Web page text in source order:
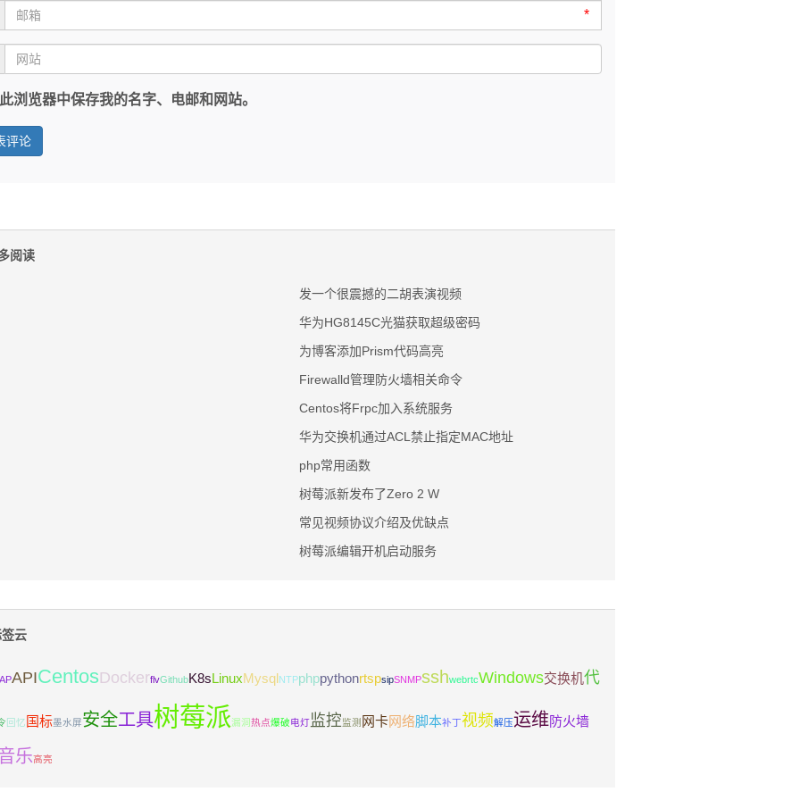
*
浏览器中保存我的名字、电邮和网站。
阅读
发一个很震撼的二胡表演视频
华为HG8145C光猫获取超级密码
为博客添加Prism代码高亮
Firewalld管理防火墙相关命令
Centos将Frpc加入系统服务
华为交换机通过ACL禁止指定MAC地址
php常用函数
树莓派新发布了Zero 2 W
常见视频协议介绍及优缺点
树莓派编辑开机启动服务
云
APAPICentosDockerflvGithubK8sLinuxMysqlNTPphppythonrtspsipSNMPsshwebrtcWindows交换机代
回忆 国标墨水屏安全工具树莓派漏洞热点爆破电灯监控监测 网卡网络脚本补丁视频解压运维防火墙
乐高亮